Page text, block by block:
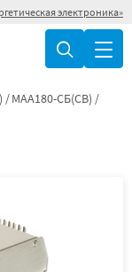
электроника»
МАА180-СБ(СВ)